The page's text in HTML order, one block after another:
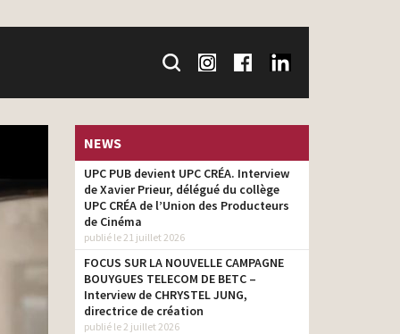
NEWS
UPC PUB devient UPC CRÉA. Interview
de Xavier Prieur, délégué du collège
UPC CRÉA de l’Union des Producteurs
de Cinéma
publié le 21 juillet 2026
FOCUS SUR LA NOUVELLE CAMPAGNE
BOUYGUES TELECOM DE BETC –
Interview de CHRYSTEL JUNG,
directrice de création
publié le 2 juillet 2026